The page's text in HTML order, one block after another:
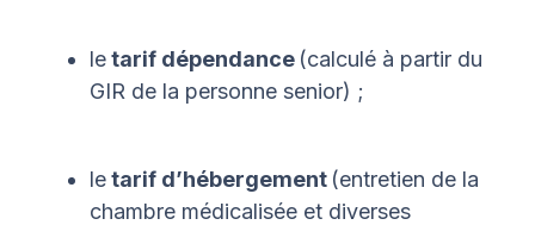
letarif dépendance (calculé à partir du
GIR de la personne senior) ;
letarif d’hébergement (entretien de la
chambre médicalisée et diverses